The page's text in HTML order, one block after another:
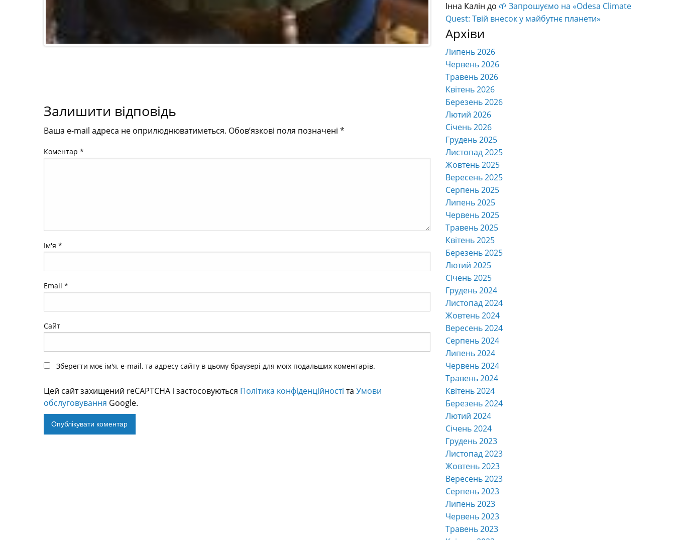
Залишити відповідь
Ваша e-mail адреса не оприлюднюватиметься. Обов’язкові поля позначені *
Коментар *
Ім'я *
Email *
Сайт
Зберегти моє ім'я, e-mail, та адресу сайту в цьому браузері для моїх подальших коментарів.
Цей сайт захищений reCAPTCHA і застосовуються Політика конфіденційності та Умови
обслуговування Google.
Інна Калін до 🌱 Запрошуємо на «Odesa Climate
Quest: Твій внесок у майбутнє планети»
Архіви
Липень 2026
Червень 2026
Травень 2026
Квітень 2026
Березень 2026
Лютий 2026
Січень 2026
Грудень 2025
Листопад 2025
Жовтень 2025
Вересень 2025
Серпень 2025
Липень 2025
Червень 2025
Травень 2025
Квітень 2025
Березень 2025
Лютий 2025
Січень 2025
Грудень 2024
Листопад 2024
Жовтень 2024
Вересень 2024
Серпень 2024
Липень 2024
Червень 2024
Травень 2024
Квітень 2024
Березень 2024
Лютий 2024
Січень 2024
Грудень 2023
Листопад 2023
Жовтень 2023
Вересень 2023
Серпень 2023
Липень 2023
Червень 2023
Травень 2023